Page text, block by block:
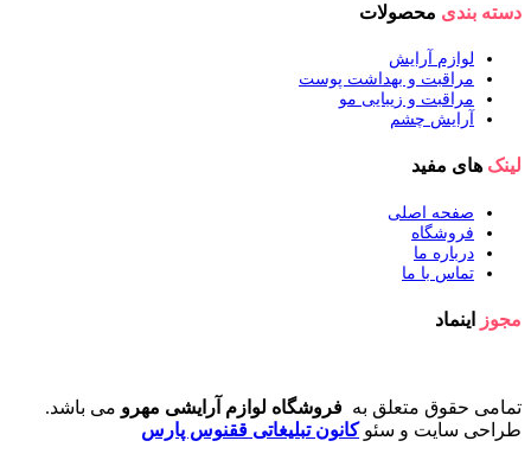
دسته بندی محصولات
لوازم آرایش
مراقبت و بهداشت پوست
مراقبت و زیبایی مو
آرایش چشم
لینک های مفید
صفحه اصلی
فروشگاه
درباره ما
تماس با ما
مجوز اینماد
تمامی حقوق متعلق به فروشگاه لوازم آرایشی مهرو می باشد.
طراحی سایت و سئوکانون تبلیغاتی ققنوس پارس